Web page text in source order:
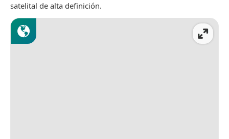
satelital de alta definición.